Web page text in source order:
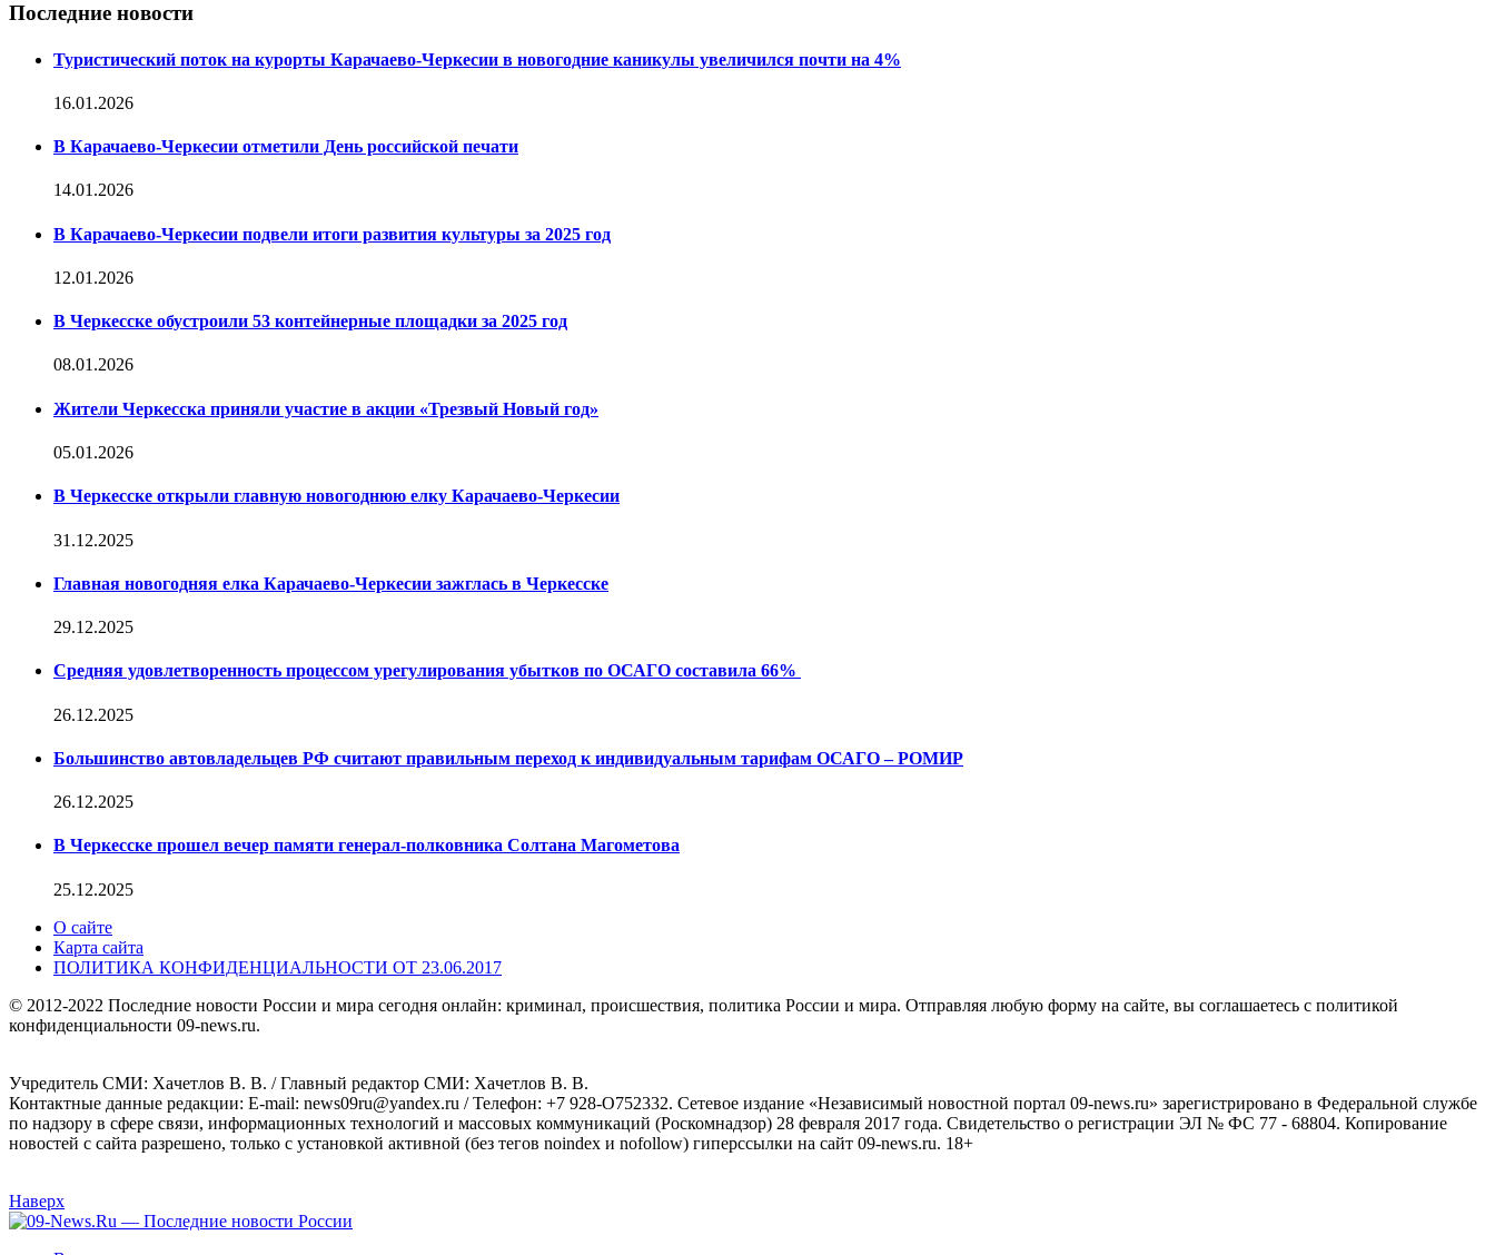
Последние новости
Туристический поток на курорты Карачаево-Черкесии в новогодние каникулы увеличился почти на 4%
16.01.2026
В Карачаево-Черкесии отметили День российской печати
14.01.2026
В Карачаево-Черкесии подвели итоги развития культуры за 2025 год
12.01.2026
В Черкесске обустроили 53 контейнерные площадки за 2025 год
08.01.2026
Жители Черкесска приняли участие в акции «Трезвый Новый год»
05.01.2026
В Черкесске открыли главную новогоднюю елку Карачаево-Черкесии
31.12.2025
Главная новогодняя елка Карачаево-Черкесии зажглась в Черкесске
29.12.2025
Средняя удовлетворенность процессом урегулирования убытков по ОСАГО составила 66%
26.12.2025
Большинство автовладельцев РФ считают правильным переход к индивидуальным тарифам ОСАГО – РОМИР
26.12.2025
В Черкесске прошел вечер памяти генерал-полковника Солтана Магометова
25.12.2025
О сайте
Карта сайта
ПОЛИТИКА КОНФИДЕНЦИАЛЬНОСТИ ОТ 23.06.2017
© 2012-2022 Последние новости России и мира сегодня онлайн: криминал, происшествия, политика России и мира. Отправляя любую форму на сайте, вы соглашаетесь с политикой
конфиденциальности 09-news.ru.
Учредитель СМИ: Хaчeтлoв B. B. / Главный редактор СМИ: Хaчeтлoв B. B.
Контактные данные редакции: E-mail: news09ru@yandex.ru / Телефон: +7 928-O752332. Сетевое издание «Независимый новостной портал 09-news.ru» зарегистрировано в Федеральной службе
по надзору в сфере связи, информационных технологий и массовых коммуникаций (Роскомнадзор) 28 февраля 2017 года. Свидетельство о регистрации ЭЛ № ФС 77 - 68804. Копирование
новостей с сайта разрешено, только с установкой активной (без тегов noindex и nofollow) гиперссылки на сайт 09-news.ru. 18+
Наверх